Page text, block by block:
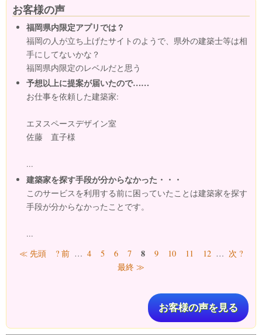
お客様の声
福岡県内限定アプリでは？
福岡の人が立ち上げたサイトのようで、県外の建築士等は相
手にしてないかな？
福岡県内限定のレベルだと思う
予想以上に提案が届いたので……
お仕事を依頼した建築家:
エヌスペースデザイン室
佐藤 直子様
...
建築家を探す手段が分からなかった・・・
このサービスを利用する前に困っていたことは建築家を探す
手段が分からなかったことです。
...
ページ
≪ 先頭 ? 前 … 4 5 6 7 8 9 10 11 12 … 次 ?
最終 ≫
お客様の声を見る